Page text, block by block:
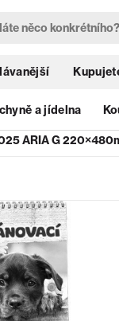
a jídelna
ARIA G